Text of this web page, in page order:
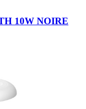
10W NOIRE